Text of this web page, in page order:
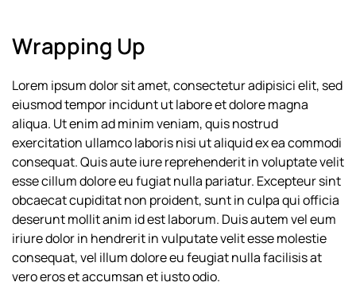
Wrapping Up
Lorem ipsum dolor sit amet, consectetur adipisici elit, sed
eiusmod tempor incidunt ut labore et dolore magna
aliqua. Ut enim ad minim veniam, quis nostrud
exercitation ullamco laboris nisi ut aliquid ex ea commodi
consequat. Quis aute iure reprehenderit in voluptate velit
esse cillum dolore eu fugiat nulla pariatur. Excepteur sint
obcaecat cupiditat non proident, sunt in culpa qui officia
deserunt mollit anim id est laborum. Duis autem vel eum
iriure dolor in hendrerit in vulputate velit esse molestie
consequat, vel illum dolore eu feugiat nulla facilisis at
vero eros et accumsan et iusto odio.